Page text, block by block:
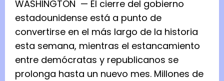
WASHINGTON — El cierre del gobierno
estadounidense está a punto de
convertirse en el más largo de la historia
esta semana, mientras el estancamiento
entre demócratas y republicanos se
prolonga hasta un nuevo mes. Millones de